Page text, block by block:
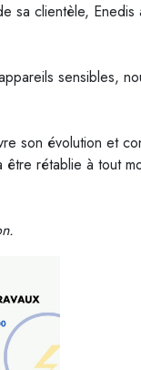
sa clientèle,
sensibles,
son évolution et
être rétablie à tout